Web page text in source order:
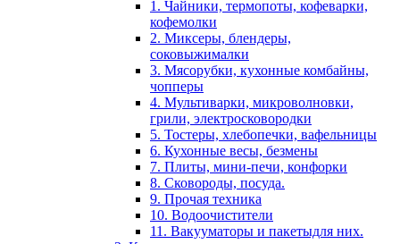
1. Чайники, термопоты, кофеварки,
кофемолки
2. Миксеры, блендеры,
соковыжималки
3. Мясорубки, кухонные комбайны,
чопперы
4. Мультиварки, микроволновки,
грили, электросковородки
5. Тостеры, хлебопечки, вафельницы
6. Кухонные весы, безмены
7. Плиты, мини-печи, конфорки
8. Сковороды, посуда.
9. Прочая техника
10. Водоочистители
11. Вакууматоры и пакетыдля них.